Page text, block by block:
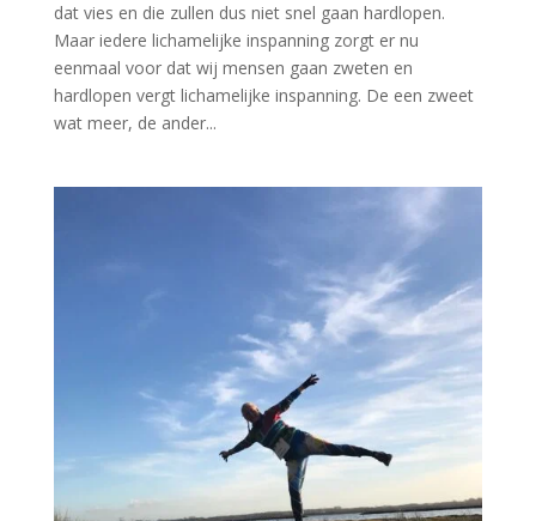
dat vies en die zullen dus niet snel gaan hardlopen.
Maar iedere lichamelijke inspanning zorgt er nu
eenmaal voor dat wij mensen gaan zweten en
hardlopen vergt lichamelijke inspanning. De een zweet
wat meer, de ander...